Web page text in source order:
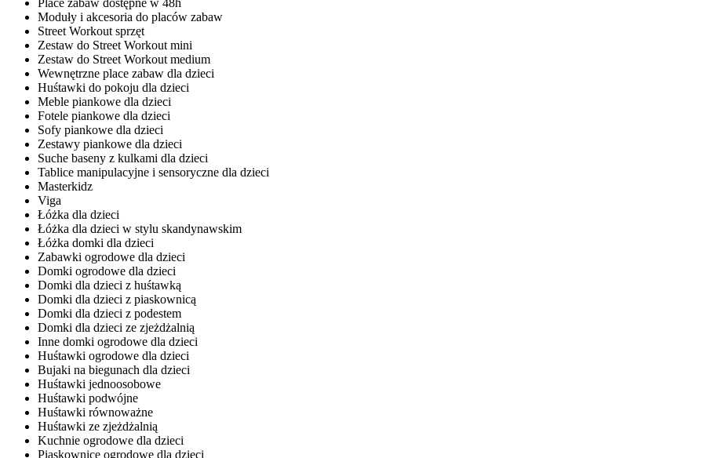
Place zabaw dostępne w 48h
Moduły i akcesoria do placów zabaw
Street Workout sprzęt
Zestaw do Street Workout mini
Zestaw do Street Workout medium
Wewnętrzne place zabaw dla dzieci
Huśtawki do pokoju dla dzieci
Meble piankowe dla dzieci
Fotele piankowe dla dzieci
Sofy piankowe dla dzieci
Zestawy piankowe dla dzieci
Suche baseny z kulkami dla dzieci
Tablice manipulacyjne i sensoryczne dla dzieci
Masterkidz
Viga
Łóżka dla dzieci
Łóżka dla dzieci w stylu skandynawskim
Łóżka domki dla dzieci
Zabawki ogrodowe dla dzieci
Domki ogrodowe dla dzieci
Domki dla dzieci z huśtawką
Domki dla dzieci z piaskownicą
Domki dla dzieci z podestem
Domki dla dzieci ze zjeżdżalnią
Inne domki ogrodowe dla dzieci
Huśtawki ogrodowe dla dzieci
Bujaki na biegunach dla dzieci
Huśtawki jednoosobowe
Huśtawki podwójne
Huśtawki równoważne
Huśtawki ze zjeżdżalnią
Kuchnie ogrodowe dla dzieci
Piaskownice ogrodowe dla dzieci